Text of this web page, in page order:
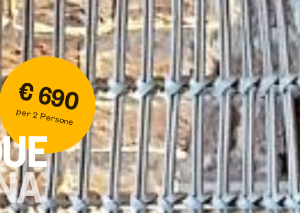
€ 690
per 2 Persone